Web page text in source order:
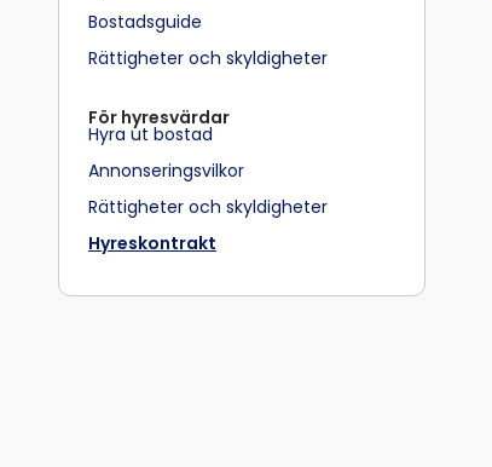
Bostadsguide
Rättigheter och skyldigheter
För hyresvärdar
Hyra ut bostad
Annonseringsvilkor
Rättigheter och skyldigheter
Hyreskontrakt